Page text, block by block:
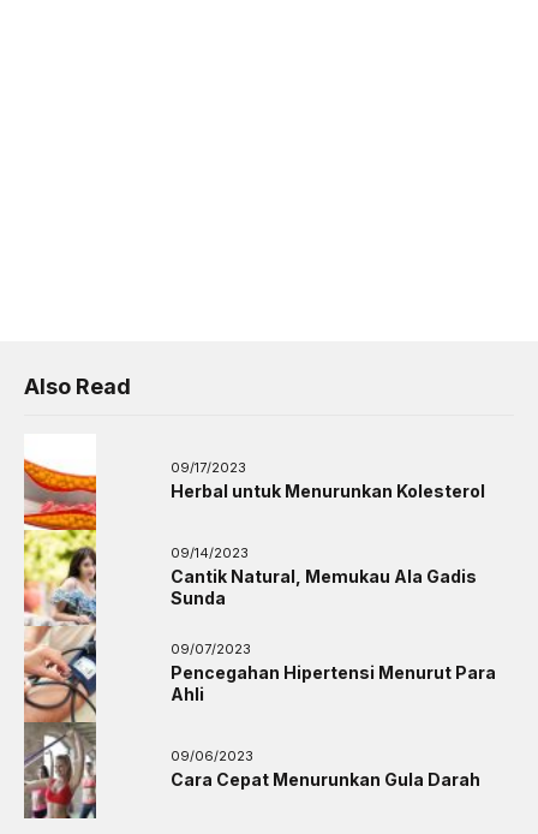
Also Read
09/17/2023
Herbal untuk Menurunkan Kolesterol
09/14/2023
Cantik Natural, Memukau Ala Gadis
Sunda
09/07/2023
Pencegahan Hipertensi Menurut Para
Ahli
09/06/2023
Cara Cepat Menurunkan Gula Darah